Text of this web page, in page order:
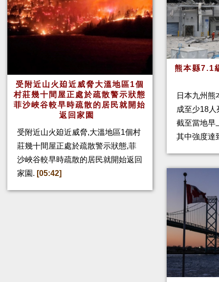
受附近山火廹近威脅大溫地區1個
村莊幾十間屋正處於疏散警示狀態
菲沙峽谷較早時疏散的居民就開始
返回家園
受附近山火廹近威脅,大溫地區1個村
莊幾十間屋正處於疏散警示狀態,菲
沙峽谷較早時疏散的居民就開始返回
家園. [05:42]
熊本縣7.1
日本九州熊
成至少18
截至當地早
其中強度達